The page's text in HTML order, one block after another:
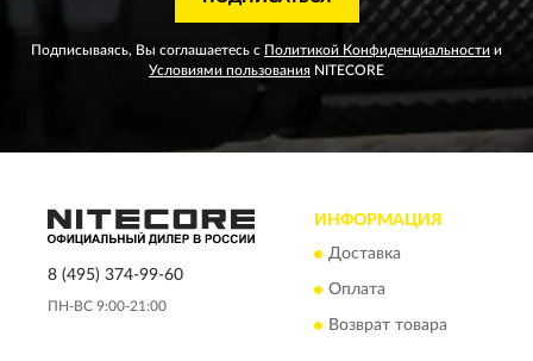
Подписываясь, Вы соглашаетесь с Политикой Конфиденциальности и
Условиями пользования NITECORE
8 (495) 374-99-60
ПН-ВС 9:00-21:00
ИНФОРМАЦИЯ
Доставка
Оплата
Возврат товара